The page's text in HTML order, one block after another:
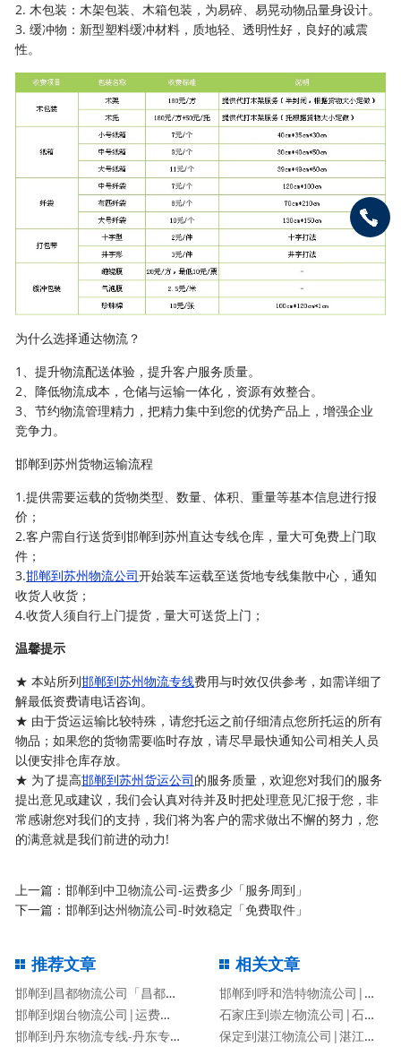
2. 木包装：木架包装、木箱包装，为易碎、易晃动物品量身设计。
3. 缓冲物：新型塑料缓冲材料，质地轻、透明性好，良好的减震
性。
为什么选择通达物流？
1、提升物流配送体验，提升客户服务质量。
2、降低物流成本，仓储与运输一体化，资源有效整合。
3、节约物流管理精力，把精力集中到您的优势产品上，增强企业
竞争力。
邯郸到苏州货物运输流程
1.提供需要运载的货物类型、数量、体积、重量等基本信息进行报
价；
2.客户需自行送货到邯郸到苏州直达专线仓库，量大可免费上门取
件；
3.邯郸到苏州物流公司开始装车运载至送货地专线集散中心，通知
收货人收货；
4.收货人须自行上门提货，量大可送货上门；
温馨提示
★ 本站所列邯郸到苏州物流专线费用与时效仅供参考，如需详细了
解最低资费请电话咨询。
★ 由于货运运输比较特殊，请您托运之前仔细清点您所托运的所有
物品；如果您的货物需要临时存放，请尽早最快通知公司相关人员
以便安排仓库存放。
★ 为了提高邯郸到苏州货运公司的服务质量，欢迎您对我们的服务
提出意见或建议，我们会认真对待并及时把处理意见汇报于您，非
常感谢您对我们的支持，我们将为客户的需求做出不懈的努力，您
的满意就是我们前进的动力!
上一篇：邯郸到中卫物流公司-运费多少「服务周到」
下一篇：邯郸到达州物流公司-时效稳定「免费取件」
推荐文章
邯郸到昌都物流公司「昌都专线」
邯郸到烟台物流公司|运费查询
邯郸到丹东物流专线-丹东专线
相关文章
邯郸到呼和浩特物流公司|邯郸到呼和浩特物流专线
石家庄到崇左物流公司|石家庄到崇左物流专线
保定到湛江物流公司|湛江专线